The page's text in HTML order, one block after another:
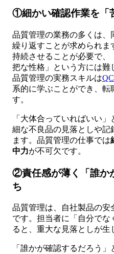
①細かい確認作業を「
品質管理の業務の多くは、
繰り返すことが求められま
持続させることが必要で
把な性格」という方には難
品質管理の実務スキルは
系的に学ぶことができ、
す。
「大体合っていればいい
細な不良品の見落としや記
ます。品質管理の仕事では
中力が不可欠です。
②責任感が薄く「誰か
ち
品質管理は、自社製品の
です。担当者に「自分で
ると、重大な見落としが生
「誰かが確認するだろう